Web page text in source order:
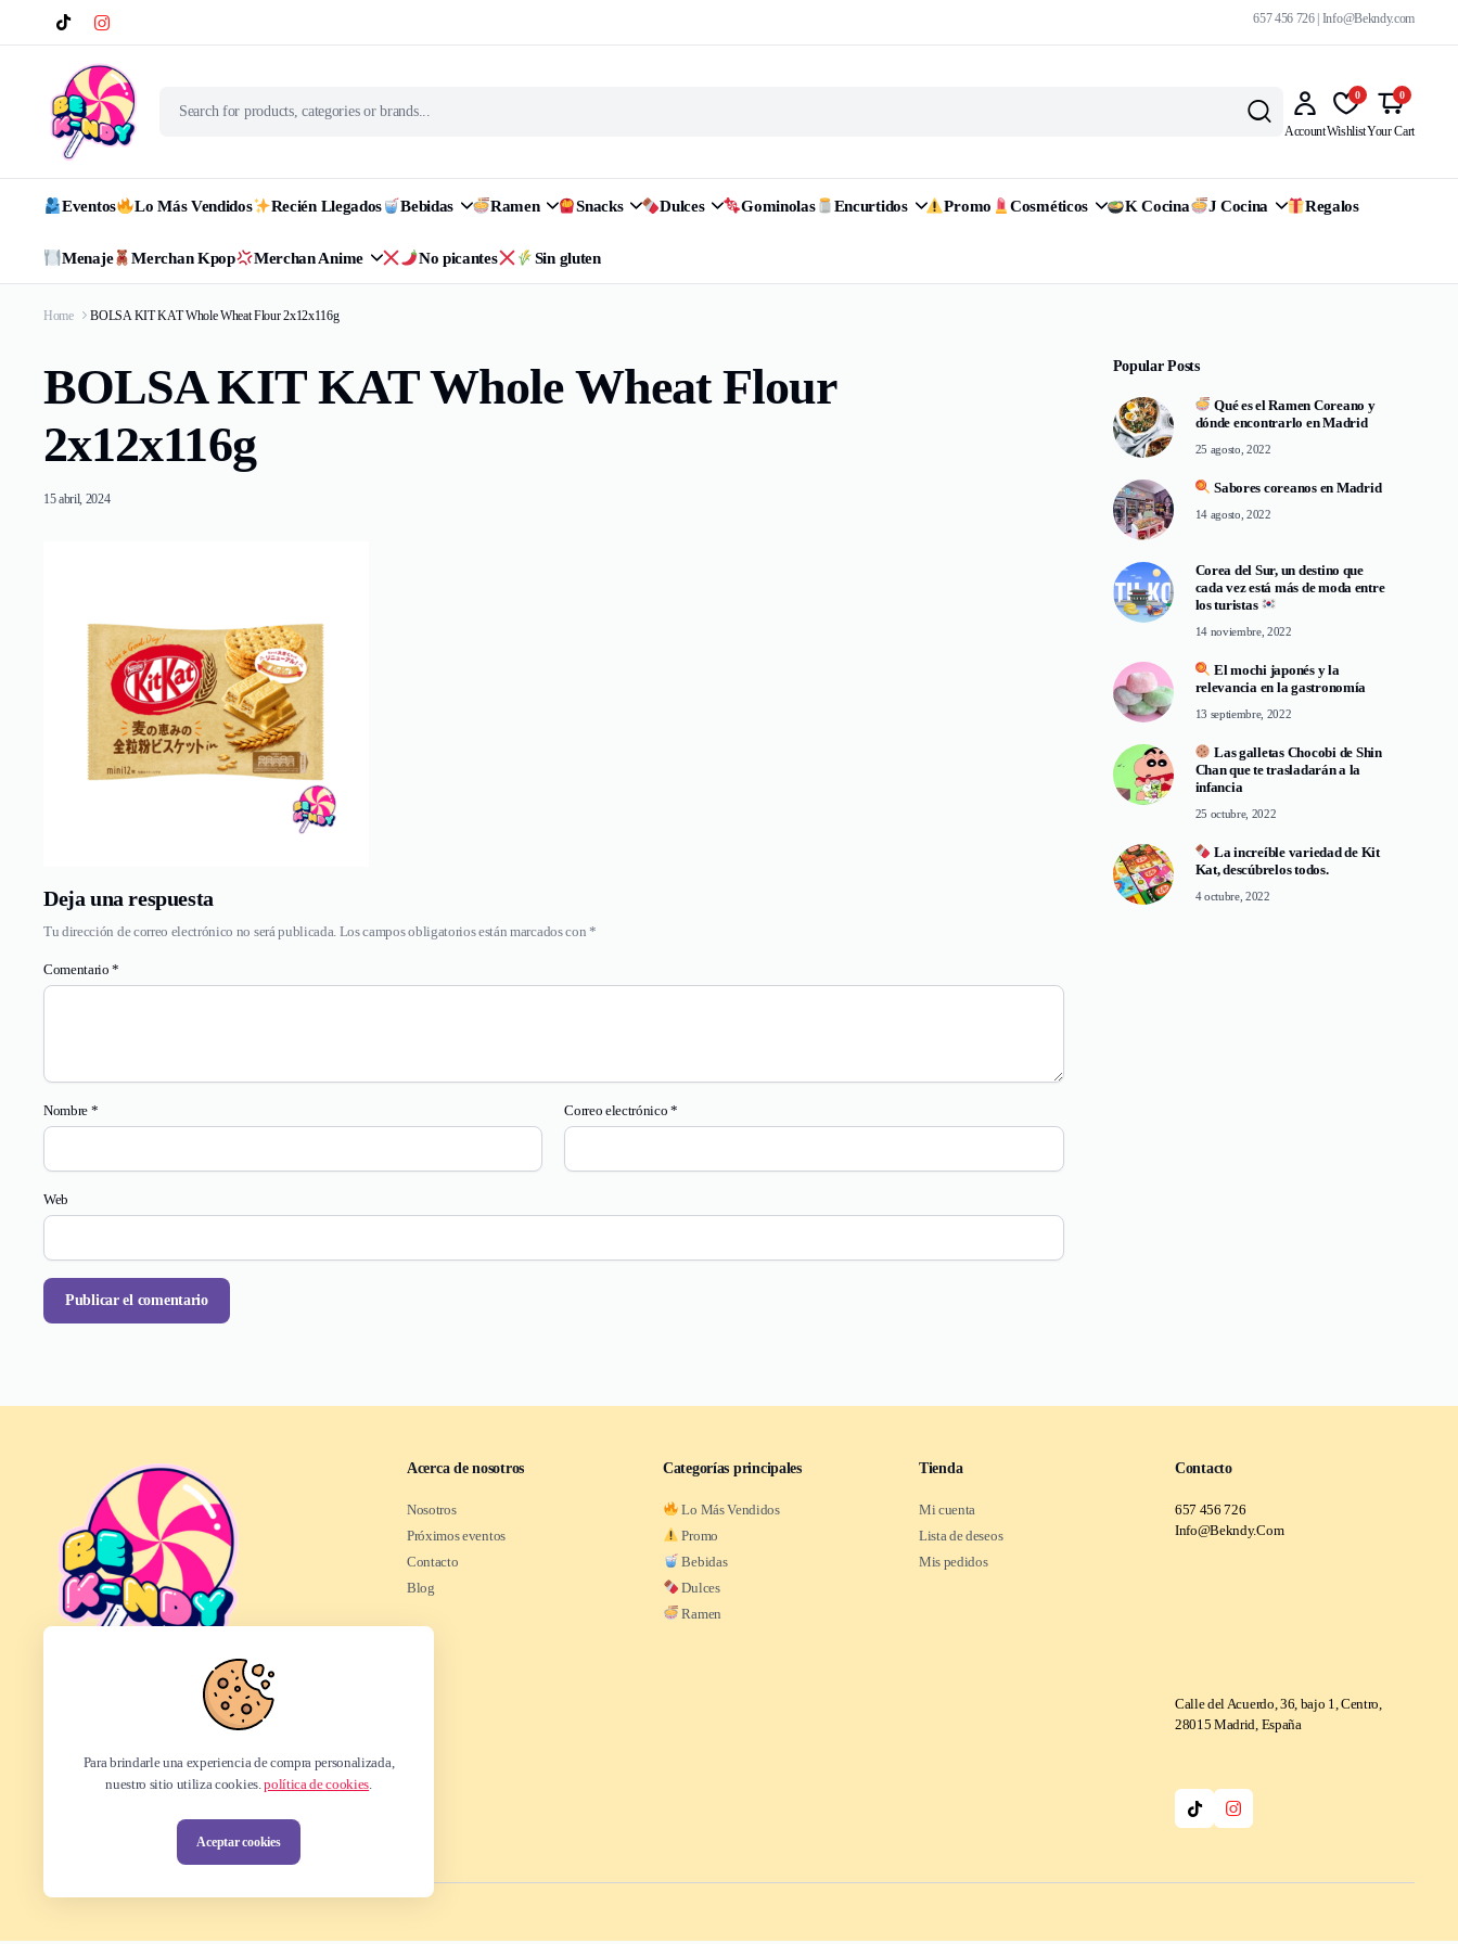
657 456 726 | Info@Bekndy.com
Account
0
Wishlist
0
Your Cart
Eventos Lo Más Vendidos Recién Llegados Bebidas Ramen Snacks Dulces Gominolas Encurtidos Promo Cosméticos K Cocina J Cocina Regalos
Menaje Merchan Kpop Merchan Anime No picantes Sin gluten
Home BOLSA KIT KAT Whole Wheat Flour 2x12x116g
BOLSA KIT KAT Whole Wheat Flour
2x12x116g
15 abril, 2024
Deja una respuesta
Tu dirección de correo electrónico no será publicada. Los campos obligatorios están marcados con *
Comentario*
Nombre * Correo electrónico*
Web
Popular Posts
Qué es el Ramen Coreano y
dónde encontrarlo en Madrid
25 agosto, 2022
Sabores coreanos en Madrid
14 agosto, 2022
Corea del Sur, un destino que
cada vez está más de moda entre
los turistas
14 noviembre, 2022
El mochi japonés y la
relevancia en la gastronomía
13 septiembre, 2022
Las galletas Chocobi de Shin
Chan que te trasladarán a la
infancia
25 octubre, 2022
La increíble variedad de Kit
Kat, descúbrelos todos.
4 octubre, 2022
En B K-ndy celebramos nuestra pasión por la cultura asiática
trayéndote snacks, dulces, bebidas y productos únicos que nos
encantan y queremos compartir contigo.
Acerca de nosotros
Nosotros
Próximos eventos
Contacto
Blog
Categorías principales
Lo Más Vendidos
Promo
Bebidas
Dulces
Ramen
Tienda
Mi cuenta
Lista de deseos
Mis pedidos
Contacto
657 456 726
Info@Bekndy.Com
Calle del Acuerdo, 36, bajo 1, Centro,
28015 Madrid, España
Para brindarle una experiencia de compra personalizada,
nuestro sitio utiliza cookies.política de cookies.
Aceptar cookies